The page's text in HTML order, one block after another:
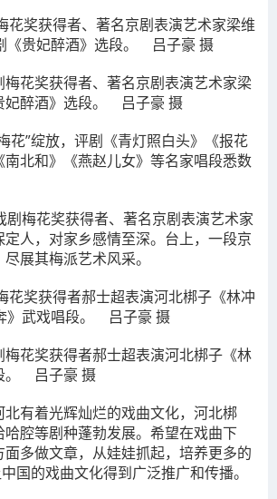
花奖获得者、著名京剧表演艺术家梁
妃醉酒》选段。 吕子豪 摄
”绽放，评剧《青灯照白头》《报花
南北和》《燕赵儿女》等名家唱段悉数
梅花奖获得者、著名京剧表演艺术家
人，对家乡感情至深。台上，一段京
展其梅派艺术风采。
花奖获得者郝士超表演河北梆子《林
。 吕子豪 摄
有着光辉灿烂的戏曲文化，河北梆
腔等剧种蓬勃发展。希望在戏曲下
面多做文章，从娃娃抓起，培养更多的
国的戏曲文化得到广泛推广和传播。